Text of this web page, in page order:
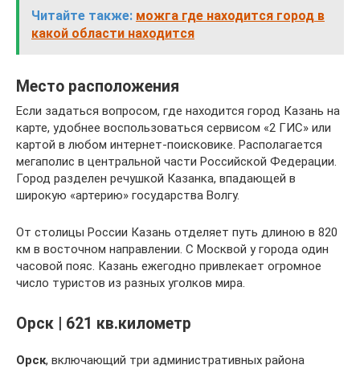
Читайте также: можга где находится город в
какой области находится
Место расположения
Если задаться вопросом, где находится город Казань на
карте, удобнее воспользоваться сервисом «2 ГИС» или
картой в любом интернет-поисковике. Располагается
мегаполис в центральной части Российской Федерации.
Город разделен речушкой Казанка, впадающей в
широкую «артерию» государства Волгу.
От столицы России Казань отделяет путь длиною в 820
км в восточном направлении. С Москвой у города один
часовой пояс. Казань ежегодно привлекает огромное
число туристов из разных уголков мира.
Орск | 621 кв.километр
Орск, включающий три административных района